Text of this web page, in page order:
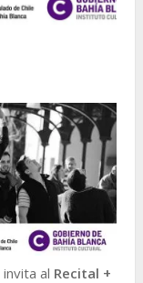
invita al Recital +